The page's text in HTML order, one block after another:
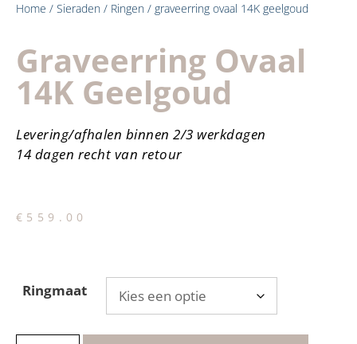
Home / Sieraden / Ringen / graveerring ovaal 14K geelgoud
Graveerring Ovaal
14K Geelgoud
Levering/afhalen binnen 2/3 werkdagen
14 dagen recht van retour
€ 559.00
Ringmaat